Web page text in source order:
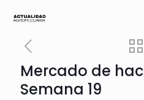
Mercado de
Semana 19